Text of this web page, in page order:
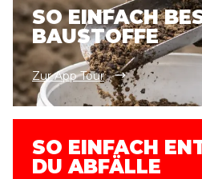
SO EINFACH
BAUSTOFFE
Zur App Tour
SO EINFACH
DU ABFÄLLE